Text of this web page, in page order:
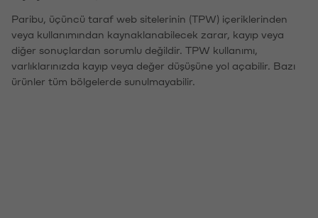
Paribu, üçüncü taraf web sitelerinin (TPW) içeriklerinden
veya kullanımından kaynaklanabilecek zarar, kayıp veya
diğer sonuçlardan sorumlu değildir. TPW kullanımı,
varlıklarınızda kayıp veya değer düşüşüne yol açabilir. Bazı
ürünler tüm bölgelerde sunulmayabilir.